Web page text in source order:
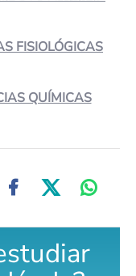
FISIOLÓGICAS
QUÍMICAS